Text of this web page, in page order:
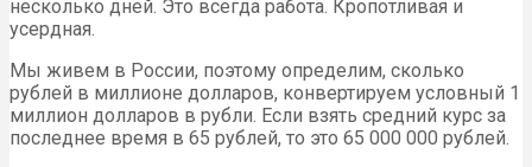
несколько дней. Это всегда работа. Кропотливая и
усердная.
Мы живем в России, поэтому определим, сколько
рублей в миллионе долларов, конвертируем условный 1
миллион долларов в рубли. Если взять средний курс за
последнее время в 65 рублей, то это 65 000 000 рублей.